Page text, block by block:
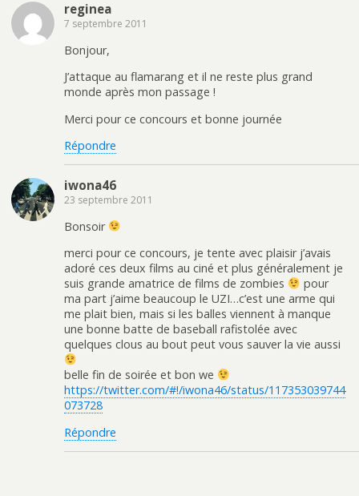
reginea
7 septembre 2011
Bonjour,
J’attaque au flamarang et il ne reste plus grand
monde après mon passage !
Merci pour ce concours et bonne journée
Répondre
iwona46
23 septembre 2011
Bonsoir
merci pour ce concours, je tente avec plaisir j’avais
adoré ces deux films au ciné et plus généralement je
suis grande amatrice de films de zombies
pour
ma part j’aime beaucoup le UZI…c’est une arme qui
me plait bien, mais si les balles viennent à manque
une bonne batte de baseball rafistolée avec
quelques clous au bout peut vous sauver la vie aussi
belle fin de soirée et bon we
https://twitter.com/#!/iwona46/status/117353039744
073728
Répondre